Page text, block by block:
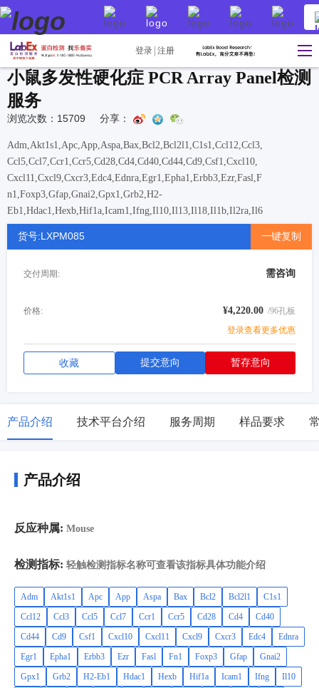
登录 注册
小鼠多发性硬化症 PCR Array Panel检测
服务
浏览次数：15709 分享：
Adm,Akt1s1,Apc,App,Aspa,Bax,Bcl2,Bcl2l1,C1s1,Ccl12,Ccl3,
Ccl5,Ccl7,Ccr1,Ccr5,Cd28,Cd4,Cd40,Cd44,Cd9,Csf1,Cxcl10,
Cxcl11,Cxcl9,Cxcr3,Edc4,Ednra,Egr1,Epha1,Erbb3,Ezr,Fasl,F
n1,Foxp3,Gfap,Gnai2,Gpx1,Grb2,H2-
Eb1,Hdac1,Hexb,Hif1a,Icam1,Ifng,Il10,Il13,Il18,Il1b,Il2ra,Il6
,Il6st,Itgb2,Jak1,Jak2,Jun,Lta,Mag,Mal,Map2k1,Mapk1,Mbp,
Mmp9,Myc,Nfkb1,Nr2f1,Ntf3,Phgdh,Plp1,Pmp22,Ptpn11,Raf
p1,Tubb4a,Vcam1,Vegfa,Ywhah
货号:LXPM085 一键复制
交付周期: 需咨询
价格: ¥4,220.00 /96孔板
登录查看更多优惠
收藏 提交意向 暂存意向
产品介绍 技术平台介绍 服务周期 样品要求
产品介绍
反应种属: Mouse
检测指标: 轻触检测指标名称可查看该指标具体功能介绍
Adm Akt1s1 Apc App Aspa Bax Bcl2 Bcl2l1
C1s1
Ccl12
Ccl3 Ccl5 Ccl7 Ccr1 Ccr5 Cd28 Cd4
Cd40
Cd44
Cd9 Csf1 Cxcl10 Cxcl11 Cxcl9 Cxcr3 Edc4
Ednra
Egr1
Epha1 Erbb3 Ezr Fasl Fn1 Foxp3 Gfap
Gnai2
Gpx1
Grb2 H2-Eb1 Hdac1 Hexb Hif1a Icam1 Ifng
Il10